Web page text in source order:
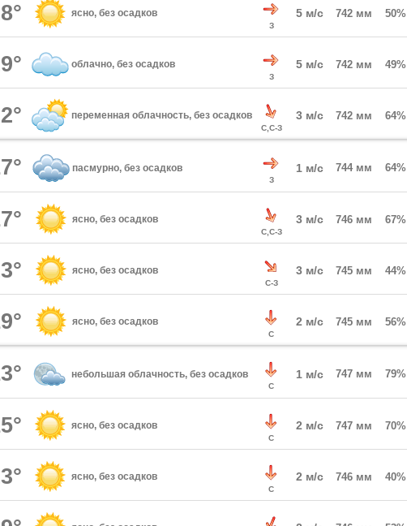
ясно, без осадков
З
5 м/с 742 мм 50%
облачно, без осадков
З
5 м/с 742 мм 49%
переменная облачность, без осадков
С,С-З
3 м/с 742 мм 64%
пасмурно, без осадков
З
1 м/с 744 мм 64%
ясно, без осадков
С,С-З
3 м/с 746 мм 67%
ясно, без осадков
С-З
3 м/с 745 мм 44%
ясно, без осадков
С
2 м/с 745 мм 56%
небольшая облачность, без осадков
С
1 м/с 747 мм 79%
ясно, без осадков
С
2 м/с 747 мм 70%
ясно, без осадков
С
2 м/с 746 мм 40%